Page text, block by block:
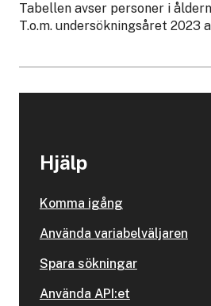
Tabellen avser personer i
T.o.m. undersökningsåret 2023
Hjälp
Komma igång
Använda variabelväljaren
Spara sökningar
Använda API:et